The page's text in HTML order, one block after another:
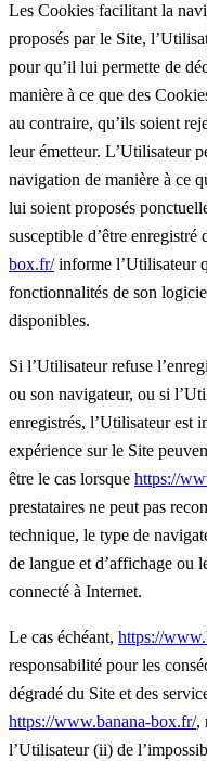
Les Cookies facilitant la
proposés par le Site,
pour qu’il lui permette de
manière à ce que des
au contraire, qu’ils soient
leur émetteur. L’Utilisateur
navigation de manière à ce
lui soient proposés
susceptible d’être enregistré
box.fr/informe l’Utilisateur
fonctionnalités de son
disponibles.
Si l’Utilisateur refuse
ou son navigateur, ou si
enregistrés, l’Utilisateur est
expérience sur le Site
être le cas lorsque https://
prestataires ne peut pas
technique, le type de
de langue et d’affichage ou
connecté à Internet.
Le cas échéant, https://
responsabilité pour les
dégradé du Site et des
https://www.banana-box.fr/,
l’Utilisateur (ii) de